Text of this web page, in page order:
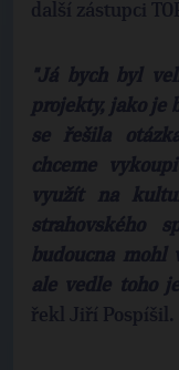
další zástupci
"Já bych byl
projekty, jako je
se řešila
chceme
využít na
strahovského
budoucna mohl
ale vedle toho
řekl Jiří Pospíšil.